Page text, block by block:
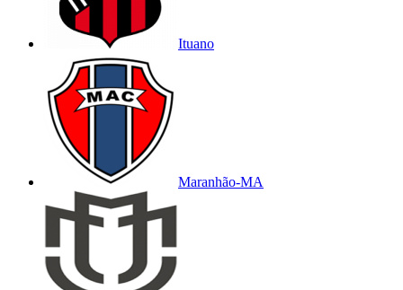
Ituano
Maranhão-MA